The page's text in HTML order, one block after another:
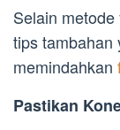
Selain
tips tambahan
memindahkan
Pastikan